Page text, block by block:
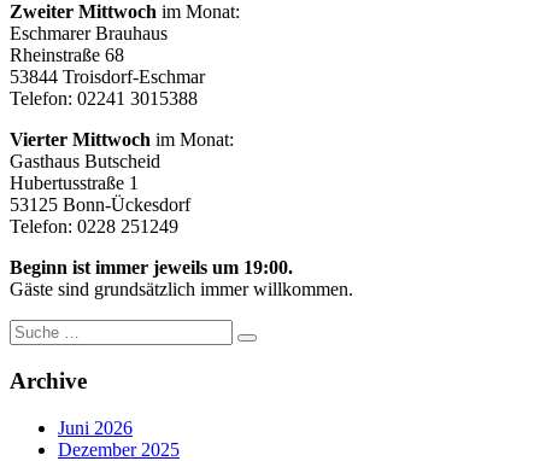
Zweiter Mittwoch im Monat:
Eschmarer Brauhaus
Rheinstraße 68
53844 Troisdorf-Eschmar
Telefon: 02241 3015388
Vierter Mittwoch im Monat:
Gasthaus Butscheid
Hubertusstraße 1
53125 Bonn-Ückesdorf
Telefon: 0228 251249
Beginn ist immer jeweils um 19:00.
Gäste sind grundsätzlich immer willkommen.
Suche
nach:
Archive
Juni 2026
Dezember 2025